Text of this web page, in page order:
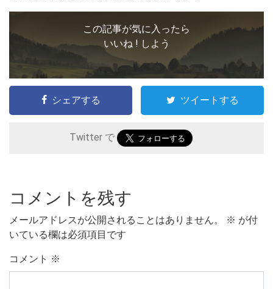
この記事が気に入ったら
いいね ! しよう
シェアする ツイートする
Twitter で
コメントを残す
メールアドレスが公開されることはありません。 ※ が付
いている欄は必須項目です
コメント ※